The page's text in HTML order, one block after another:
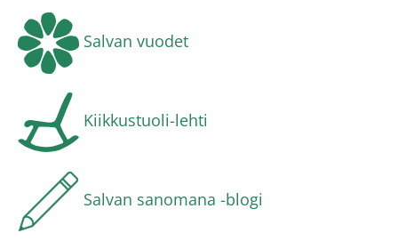
Salvan vuodet
Kiikkustuoli-lehti
Salvan sanomana -blogi